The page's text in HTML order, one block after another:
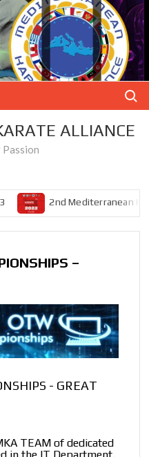
ALLIANCE
2nd Mediterranean Karate
–
- GREAT
TEAM of dedicated